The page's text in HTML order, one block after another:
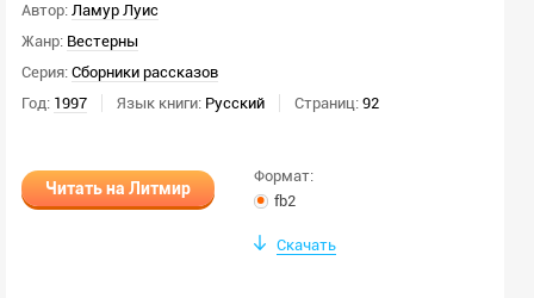
Автор: Ламур Луис
Жанр: Вестерны
Серия: Сборники рассказов
Год: 1997 Язык книги: Русский Страниц: 92
Читать на Литмир
Формат:
fb2
Скачать